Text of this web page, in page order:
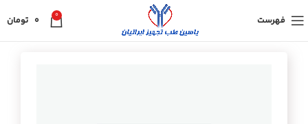
فهرست 0
0 تومان